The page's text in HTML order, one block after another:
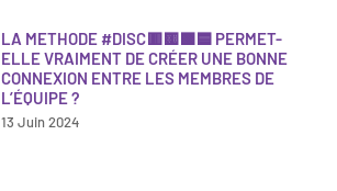
LA METHODE #DISC🟥🟨🟩🟦 PERMET-
ELLE VRAIMENT DE CRÉER UNE BONNE
CONNEXION ENTRE LES MEMBRES DE
L’ÉQUIPE ?
13 Juin 2024